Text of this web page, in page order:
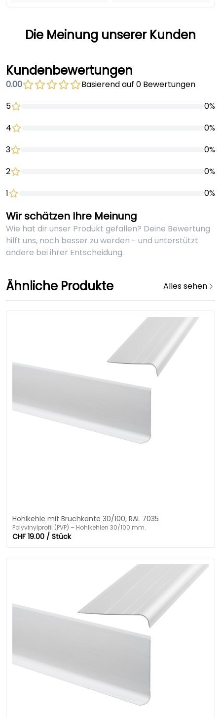
Die Meinung unserer Kunden
Kundenbewertungen
0.00
Basierend auf 0 Bewertungen
5
0%
4
0%
3
0%
2
0%
1
0%
Wir schätzen Ihre Meinung
Wie hat dir unser Produkt gefallen? Deine Bewertung
hilft uns, noch besser zu werden - und unterstützt
andere bei ihrer Entscheidung.
Ähnliche Produkte Alles sehen
Hohlkehle mit Bruchkante 30/100, RAL 7035
Polyvinylprofil (PVP) – Hohlkehlen 30/100 mm.
CHF 19.00 / Stück